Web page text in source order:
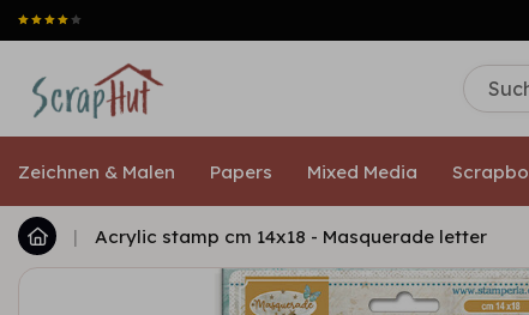
Zeichnen & Malen Papers Mixed Media
| Acrylic stamp cm 14x18 - Masquerade letter